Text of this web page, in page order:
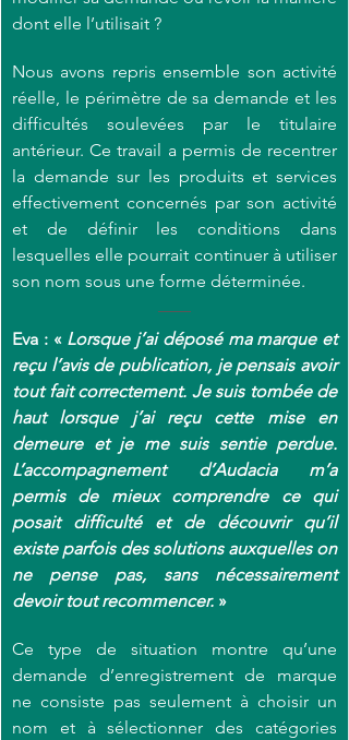
dont elle l’utilisait ?
Nous avons repris ensemble son activité
réelle, le périmètre de sa demande et les
difficultés soulevées par le titulaire
antérieur. Ce travail a permis de recentrer
la demande sur les produits et services
effectivement concernés par son activité
et de définir les conditions dans
lesquelles elle pourrait continuer à utiliser
son nom sous une forme déterminée.
Eva : « Lorsque j’ai déposé ma marque et
reçu l’avis de publication, je pensais avoir
tout fait correctement. Je suis tombée de
haut lorsque j’ai reçu cette mise en
demeure et je me suis sentie perdue.
L’accompagnement d’Audacia m’a
permis de mieux comprendre ce qui
posait difficulté et de découvrir qu’il
existe parfois des solutions auxquelles on
ne pense pas, sans nécessairement
devoir tout recommencer. »
Ce type de situation montre qu’une
demande d’enregistrement de marque
ne consiste pas seulement à choisir un
nom et à sélectionner des catégories